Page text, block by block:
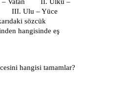
III. Ulu – Yüce
sözcük
hangisinde eş
hangisi tamamlar?